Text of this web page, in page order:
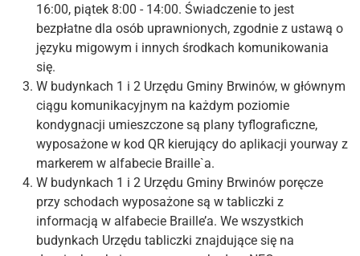
16:00, piątek 8:00 - 14:00. Świadczenie to jest
bezpłatne dla osób uprawnionych, zgodnie z ustawą o
języku migowym i innych środkach komunikowania
się.
W budynkach 1 i 2 Urzędu Gminy Brwinów, w głównym
ciągu komunikacyjnym na każdym poziomie
kondygnacji umieszczone są plany tyflograficzne,
wyposażone w kod QR kierujący do aplikacji yourway z
markerem w alfabecie Braille`a.
W budynkach 1 i 2 Urzędu Gminy Brwinów poręcze
przy schodach wyposażone są w tabliczki z
informacją w alfabecie Braille’a. We wszystkich
budynkach Urzędu tabliczki znajdujące się na